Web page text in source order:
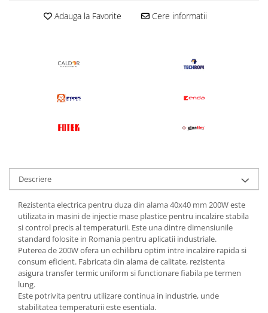
Adauga la Favorite Cere informatii
Descriere
Rezistenta electrica pentru duza din alama 40x40 mm 200W este
utilizata in masini de injectie mase plastice pentru incalzire stabila
si control precis al temperaturii. Este una dintre dimensiunile
standard folosite in Romania pentru aplicatii industriale.
Puterea de 200W ofera un echilibru optim intre incalzire rapida si
consum eficient. Fabricata din alama de calitate, rezistenta
asigura transfer termic uniform si functionare fiabila pe termen
lung.
Este potrivita pentru utilizare continua in industrie, unde
stabilitatea temperaturii este esentiala.